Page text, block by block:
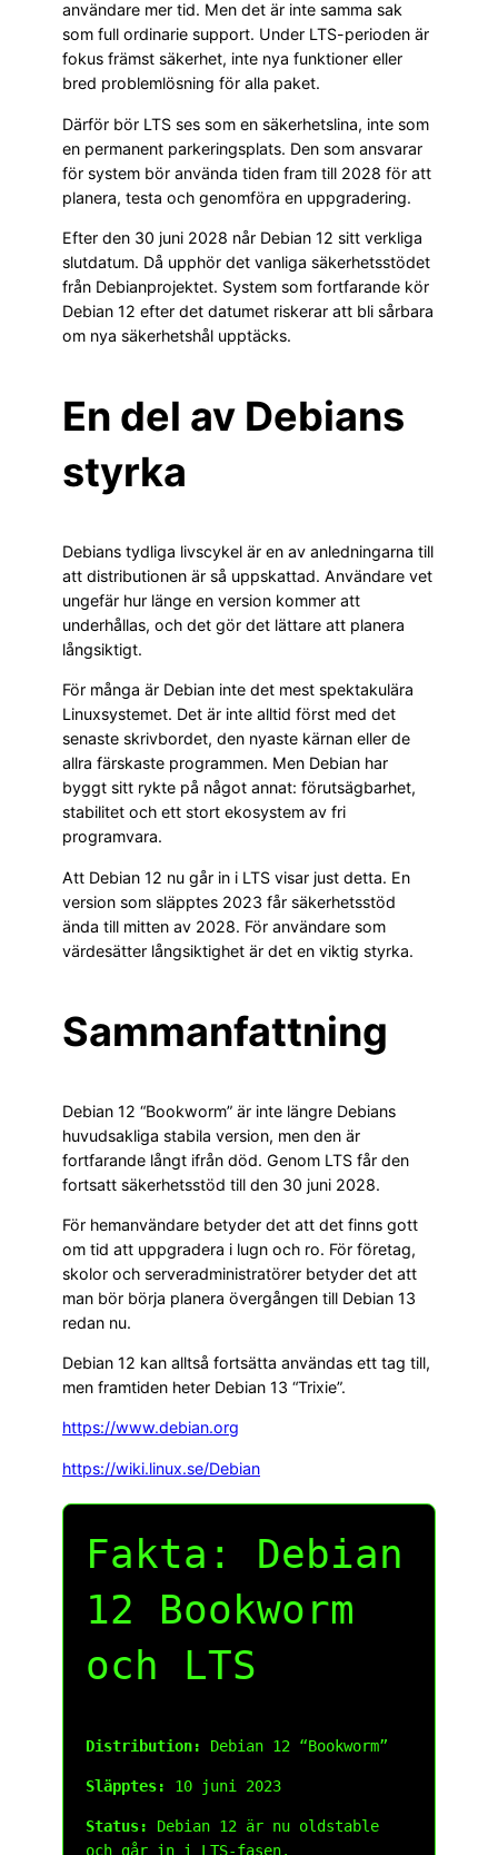
användare mer tid. Men det är inte samma sak
som full ordinarie support. Under LTS-perioden är
fokus främst säkerhet, inte nya funktioner eller
bred problemlösning för alla paket.
Därför bör LTS ses som en säkerhetslina, inte som
en permanent parkeringsplats. Den som ansvarar
för system bör använda tiden fram till 2028 för att
planera, testa och genomföra en uppgradering.
Efter den 30 juni 2028 når Debian 12 sitt verkliga
slutdatum. Då upphör det vanliga säkerhetsstödet
från Debianprojektet. System som fortfarande kör
Debian 12 efter det datumet riskerar att bli sårbara
om nya säkerhetshål upptäcks.
En del av Debians
styrka
Debians tydliga livscykel är en av anledningarna till
att distributionen är så uppskattad. Användare vet
ungefär hur länge en version kommer att
underhållas, och det gör det lättare att planera
långsiktigt.
För många är Debian inte det mest spektakulära
Linuxsystemet. Det är inte alltid först med det
senaste skrivbordet, den nyaste kärnan eller de
allra färskaste programmen. Men Debian har
byggt sitt rykte på något annat: förutsägbarhet,
stabilitet och ett stort ekosystem av fri
programvara.
Att Debian 12 nu går in i LTS visar just detta. En
version som släpptes 2023 får säkerhetsstöd
ända till mitten av 2028. För användare som
värdesätter långsiktighet är det en viktig styrka.
Sammanfattning
Debian 12 “Bookworm” är inte längre Debians
huvudsakliga stabila version, men den är
fortfarande långt ifrån död. Genom LTS får den
fortsatt säkerhetsstöd till den 30 juni 2028.
För hemanvändare betyder det att det finns gott
om tid att uppgradera i lugn och ro. För företag,
skolor och serveradministratörer betyder det att
man bör börja planera övergången till Debian 13
redan nu.
Debian 12 kan alltså fortsätta användas ett tag till,
men framtiden heter Debian 13 “Trixie”.
https://www.debian.org
https://wiki.linux.se/Debian
Fakta: Debian
12 Bookworm
och LTS
Distribution: Debian 12 “Bookworm”
Släpptes: 10 juni 2023
Status:
Debian 12 är nu oldstable
och går in i LTS-fasen.